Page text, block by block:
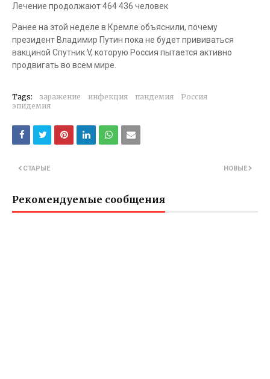
Лечение продолжают 464 436 человек
Ранее на этой неделе в Кремле объяснили, почему
президент Владимир Путин пока не будет прививаться
вакциной Спутник V, которую Россия пытается активно
продвигать во всем мире.
Tags: заражение инфекция пандемия
Россия
эпидемия
НОВЫЕ
СТАРЫЕ
Рекомендуемые сообщения